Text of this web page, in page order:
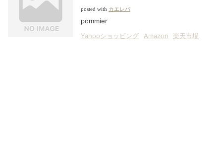
posted with カエレバ
pommier
Yahooショッピング
Amazon 楽天市場